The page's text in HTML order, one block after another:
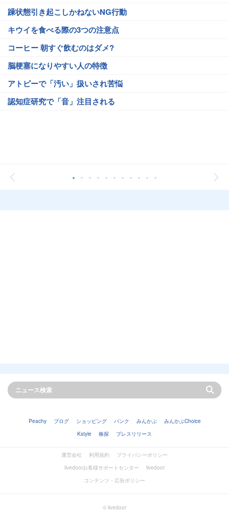
躁状態引き起こしかねないNG行動
キウイを食べる際の3つの注意点
コーヒー 朝すぐ飲むのはダメ?
脳梗塞になりやすい人の特徴
アトピーで「汚い」扱いされ苦悩
認知症研究で「音」注目される
Peachy ブログ ショッピング バンク みんかぶ
みんかぶChoice
Kstyle
株探 プレスリリース
運営会社 利用規約
プライバシーポリシー
livedoorお客様サポートセンター
livedoor
コンテンツ・広告ポリシー
© livedoor